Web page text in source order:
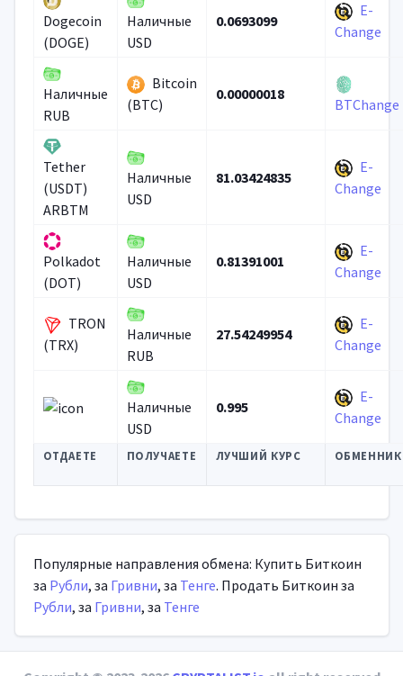
Dogecoin
(DOGE)
Наличные
USD
0.0693099
E-
Change
Наличные
RUB
Bitcoin
(BTC)
0.00000018
BTChange
Tether
(USDT)
ARBTM
Наличные
USD
81.03424835
E-
Change
Polkadot
(DOT)
Наличные
USD
0.81391001
E-
Change
TRON
(TRX)
Наличные
RUB
27.54249954
E-
Change
Наличные
USD
0.995
E-
Change
ОТДАЕТЕ ПОЛУЧАЕТЕ ЛУЧШИЙ КУРС ОБМЕННИК
Популярные направления обмена: Купить Биткоин
за Рубли, за Гривни, за Тенге. Продать Биткоин за
Рубли, за Гривни, за Тенге